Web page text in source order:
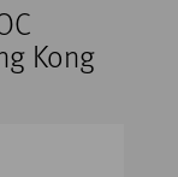
Kong